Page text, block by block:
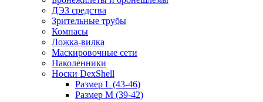
ДЭЗ средства
Зрительные трубы
Компасы
Ложка-вилка
Маскировочные сети
Наколенники
Носки DexShell
Размер L (43-46)
Размер M (39-42)